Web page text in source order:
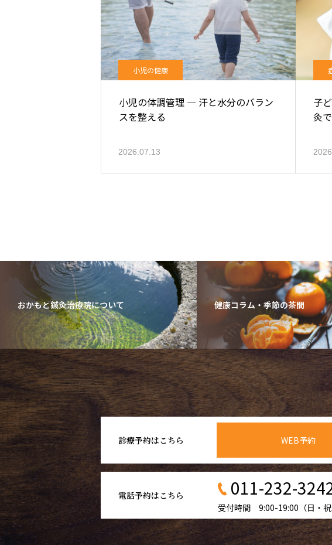
小児の健康
小児の体調管理 ― 汗と水分のバラン
スを整える
2026.07.13
子
灸
おかもと鍼灸治療院について 健康コラム・季節の茶間
診療予約はこちら WEB予約
電話予約はこちら 011-232-
受付時間 9:00-19:00（日・祝